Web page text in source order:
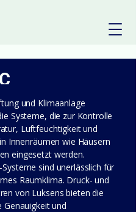
und Klimaanlage
Systeme, die zur Kontrolle
Luftfeuchtigkeit und
Innenräumen wie Häusern
eingesetzt werden.
Systeme sind unerlässlich für
Raumklima. Druck- und
von Luksens bieten die
Genauigkeit und